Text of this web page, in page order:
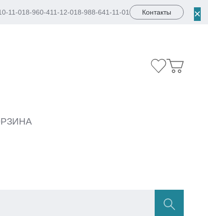
11-018-960-411-12-018-988-641-11-01 Контакты ×